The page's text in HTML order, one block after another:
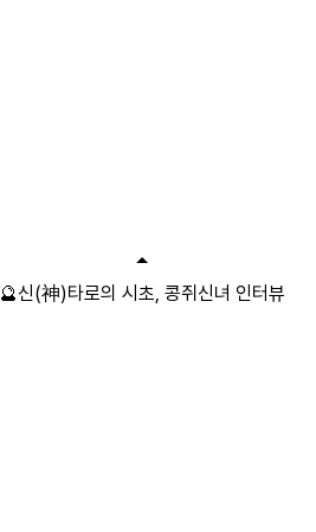
🔮신(神)타로의 시초, 콩쥐신녀 인터뷰